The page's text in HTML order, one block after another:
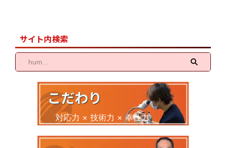
サイト内検索
こだわり
対応力 × 技術力 × 奉仕力